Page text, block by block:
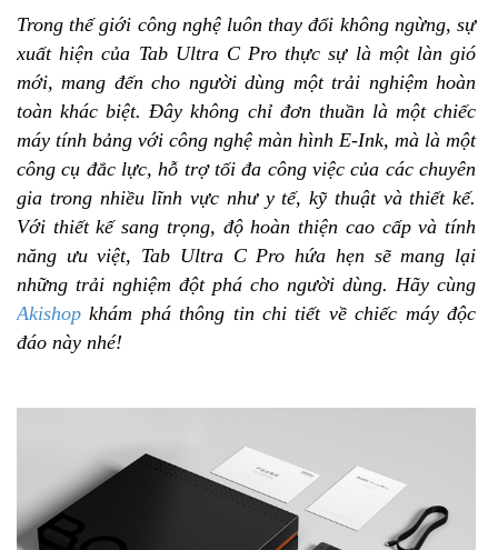
Trong thế giới công nghệ luôn thay đổi không ngừng, sự
xuất hiện của Tab Ultra C Pro thực sự là một làn gió
mới, mang đến cho người dùng một trải nghiệm hoàn
toàn khác biệt. Đây không chỉ đơn thuần là một chiếc
máy tính bảng với công nghệ màn hình E-Ink, mà là một
công cụ đắc lực, hỗ trợ tối đa công việc của các chuyên
gia trong nhiều lĩnh vực như y tế, kỹ thuật và thiết kế.
Với thiết kế sang trọng, độ hoàn thiện cao cấp và tính
năng ưu việt, Tab Ultra C Pro hứa hẹn sẽ mang lại
những trải nghiệm đột phá cho người dùng. Hãy cùng
Akishop khám phá thông tin chi tiết về chiếc máy độc
đáo này nhé!